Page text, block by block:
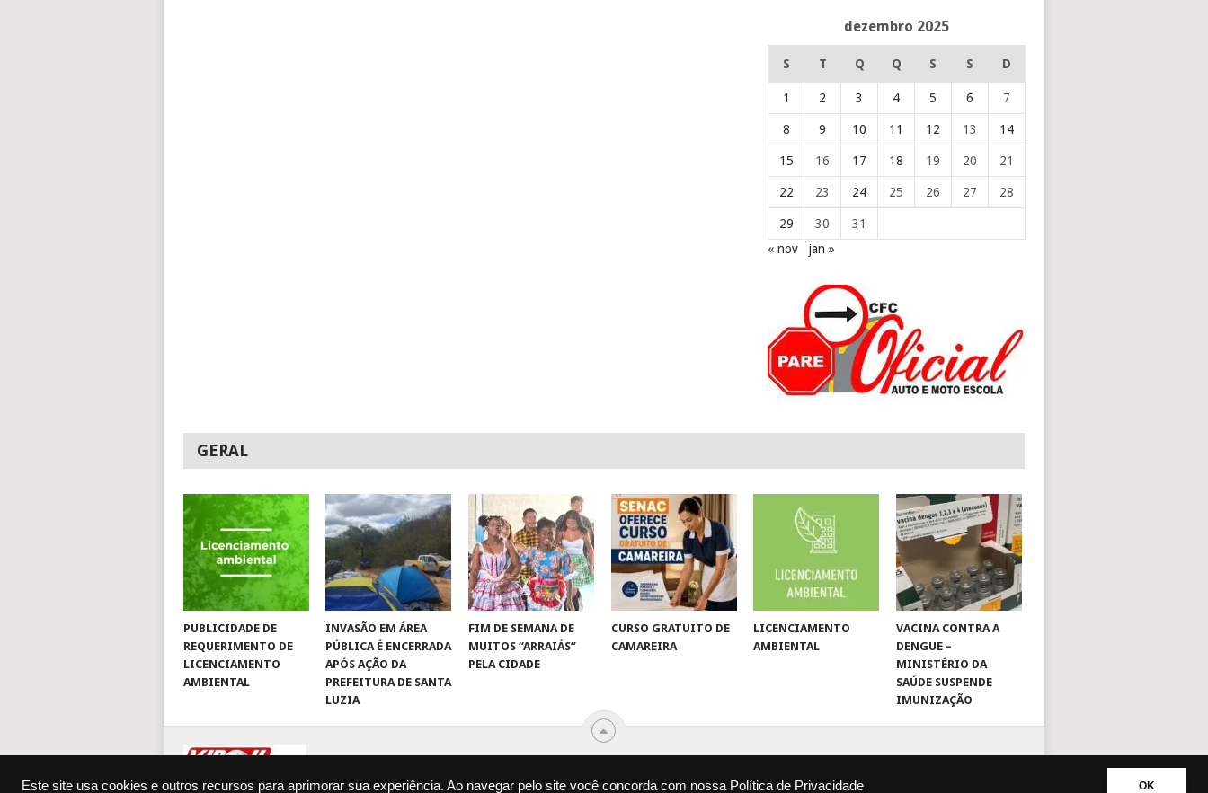
Este site usa cookies e outros recursos para aprimorar sua experiência. Ao navegar pelo site você concorda com nossa Política de Privacidade OK
dezembro 2025
S T Q Q S S D
1 2 3 4 5 6 7
8 9 10 11 12 13 14
15 16 17 18 19 20 21
22 23 24 25 26 27 28
29 30
31
« nov
jan »
GERAL
PUBLICIDADE DE
REQUERIMENTO DE
LICENCIAMENTO
AMBIENTAL
INVASÃO EM ÁREA
PÚBLICA É ENCERRADA
APÓS AÇÃO DA
PREFEITURA DE SANTA
LUZIA
FIM DE SEMANA DE
MUITOS “ARRAIÁS”
PELA CIDADE
CURSO GRATUITO DE
CAMAREIRA
LICENCIAMENTO
AMBIENTAL
VACINA CONTRA A
DENGUE –
MINISTÉRIO DA
SAÚDE SUSPENDE
IMUNIZAÇÃO